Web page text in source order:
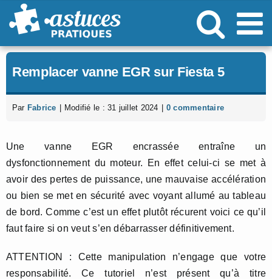
Passer
au
Remplacer vanne EGR sur Fiesta 5
Par Fabrice Modifié le : 31 juillet 2024 0 commentaire
Une vanne EGR encrassée entraîne un
dysfonctionnement du moteur. En effet celui-ci se met à
avoir des pertes de puissance, une mauvaise accélération
ou bien se met en sécurité avec voyant allumé au tableau
de bord. Comme c’est un effet plutôt récurent voici ce qu’il
faut faire si on veut s’en débarrasser définitivement.
ATTENTION : Cette manipulation n’engage que votre
responsabilité. Ce tutoriel n’est présent qu’à titre